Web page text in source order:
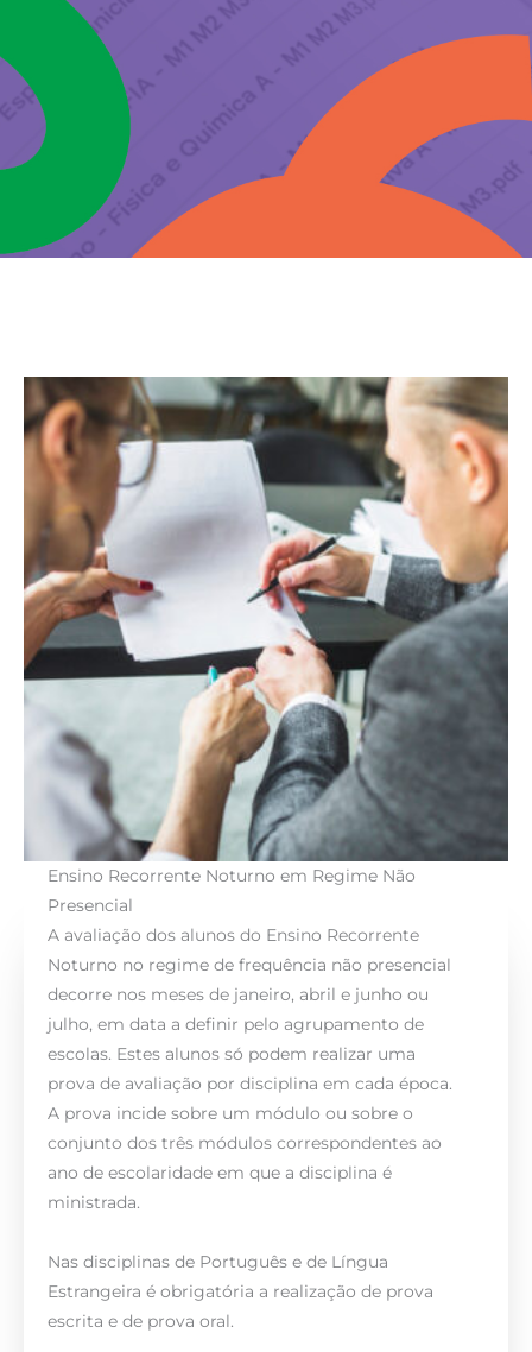
Ensino Recorrente Noturno em Regime Não
Presencial
A avaliação dos alunos do Ensino Recorrente
Noturno no regime de frequência não presencial
decorre nos meses de janeiro, abril e junho ou
julho, em data a definir pelo agrupamento de
escolas. Estes alunos só podem realizar uma
prova de avaliação por disciplina em cada época.
A prova incide sobre um módulo ou sobre o
conjunto dos três módulos correspondentes ao
ano de escolaridade em que a disciplina é
ministrada.
Nas disciplinas de Português e de Língua
Estrangeira é obrigatória a realização de prova
escrita e de prova oral.